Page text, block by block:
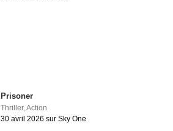
Prisoner
Thriller,Action
30 avril 2026 sur Sky One